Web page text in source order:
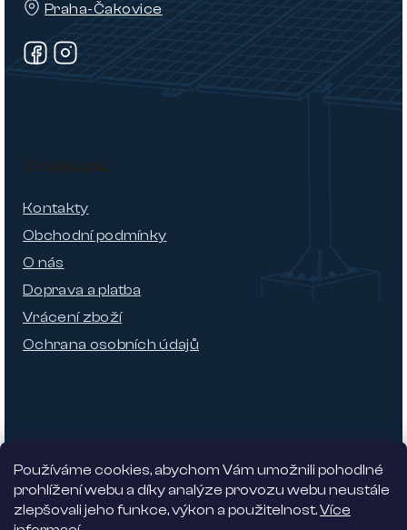
Používáme cookies, abychom Vám umožnili pohodlné
prohlížení webu a díky analýze provozu webu neustále
zlepšovali jeho funkce, výkon a použitelnost.Více
Praha-Čakovice
O nákupu
Kontakty
Obchodní podmínky
O nás
Doprava a platba
Vrácení zboží
Ochrana osobních údajů